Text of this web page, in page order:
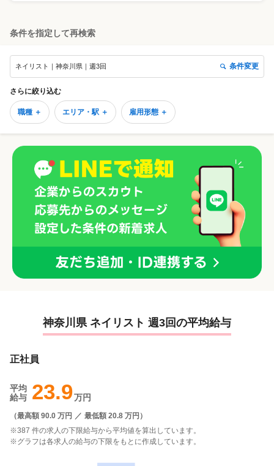
条件を指定して再検索
ネイリスト｜神奈川県｜週3回 条件変更
さらに絞り込む
職種 ＋ エリア・駅 ＋ 雇用形態 ＋
神奈川県 ネイリスト 週3回の平均給与
正社員
平均
給与 23.9万円
（最高額 90.0 万円 ／ 最低額 20.8 万円 ）
※387 件の求人の下限給与から平均値を算出しています。
※グラフは各求人の給与の下限をもとに作成しています。